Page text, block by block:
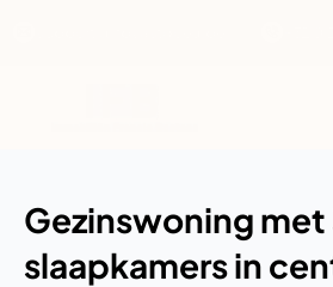
Gezinswoning met
slaapkamers in